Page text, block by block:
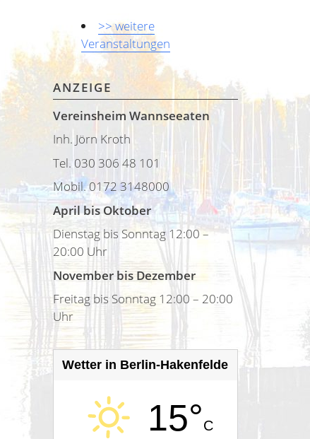
>> weitere
Veranstaltungen
ANZEIGE
Vereinsheim Wannseeaten
Inh. Jörn Kroth
Tel. 030 306 48 101
Mobil. 0172 3148000
April bis Oktober
Dienstag bis Sonntag 12:00 –
20:00 Uhr
November bis Dezember
Freitag bis Sonntag 12:00 – 20:00
Uhr
Wetter in Berlin-Hakenfelde
15°C